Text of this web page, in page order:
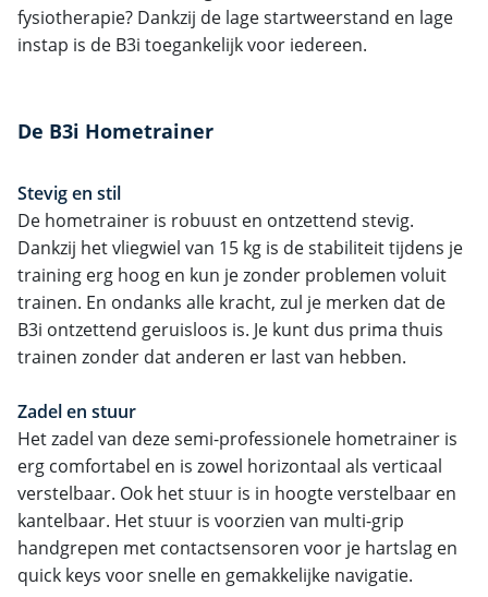
fysiotherapie? Dankzij de lage startweerstand en lage
instap is de B3i toegankelijk voor iedereen.
De B3i Hometrainer
Stevig en stil
De hometrainer is robuust en ontzettend stevig.
Dankzij het vliegwiel van 15 kg is de stabiliteit tijdens je
training erg hoog en kun je zonder problemen voluit
trainen. En ondanks alle kracht, zul je merken dat de
B3i ontzettend geruisloos is. Je kunt dus prima thuis
trainen zonder dat anderen er last van hebben.
Zadel en stuur
Het zadel van deze semi-professionele hometrainer is
erg comfortabel en is zowel horizontaal als verticaal
verstelbaar. Ook het stuur is in hoogte verstelbaar en
kantelbaar. Het stuur is voorzien van multi-grip
handgrepen met contactsensoren voor je hartslag en
quick keys voor snelle en gemakkelijke navigatie.